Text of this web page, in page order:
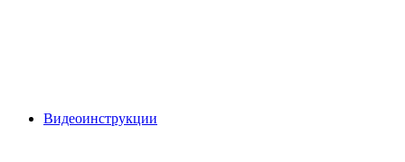
Видеоинструкции